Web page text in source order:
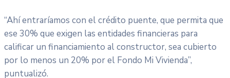
“Ahí entraríamos con el crédito puente, que permita que
ese 30% que exigen las entidades financieras para
calificar un financiamiento al constructor, sea cubierto
por lo menos un 20% por el Fondo Mi Vivienda”,
puntualizó.